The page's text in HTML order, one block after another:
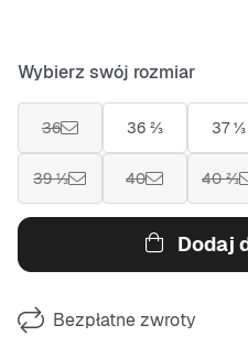
Wybierz swój rozmiar
36 36 ⅔ 37 ⅓
39 ⅓ 40 40 ⅔
Dodaj
Bezpłatne zwroty